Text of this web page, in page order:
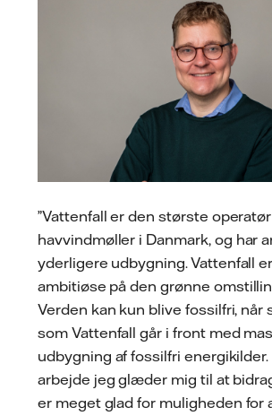
”Vattenfall er den største
havvindmøller i Danmark, og har
yderligere udbygning. Vattenfall
ambitiøse på den grønne
Verden kan kun blive fossilfri, når
som Vattenfall går i front med
udbygning af fossilfri
arbejde jeg glæder mig til at
er meget glad for muligheden for